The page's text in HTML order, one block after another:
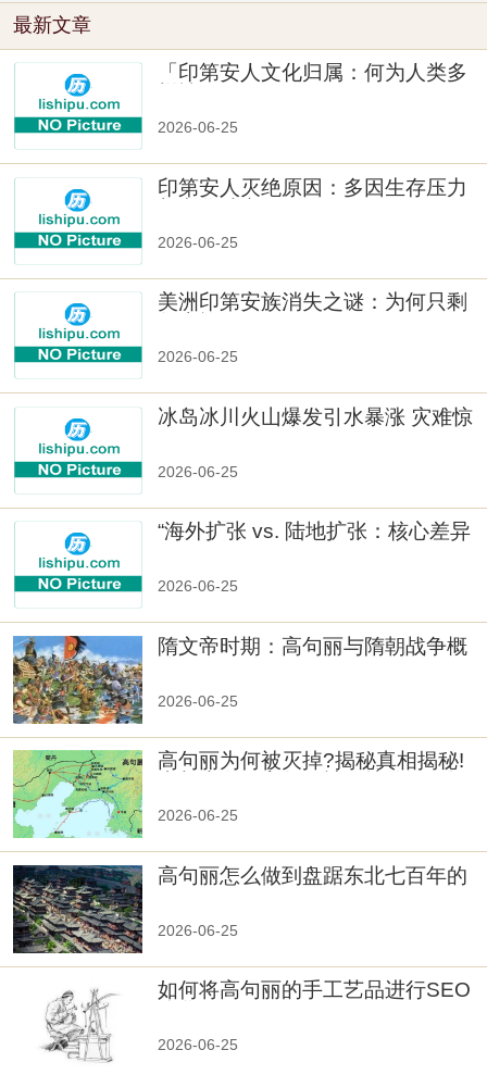
最新文章
「印第安人文化归属：何为人类多
2026-06-25
印第安人灭绝原因：多因生存压力
2026-06-25
美洲印第安族消失之谜：为何只剩
2026-06-25
冰岛冰川火山爆发引水暴涨 灾难惊
2026-06-25
“海外扩张 vs. 陆地扩张：核心差异
2026-06-25
隋文帝时期：高句丽与隋朝战争概
2026-06-25
高句丽为何被灭掉?揭秘真相揭秘!
2026-06-25
高句丽怎么做到盘踞东北七百年的
2026-06-25
如何将高句丽的手工艺品进行SEO
2026-06-25